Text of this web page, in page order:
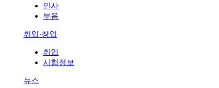
인사
부음
취업·창업
취업
시험정보
뉴스